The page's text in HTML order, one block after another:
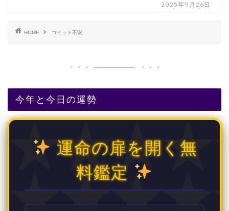
2025年9月26日
HOME コミット不安
今年と今日の運勢
運命の扉を開く無
料鑑定